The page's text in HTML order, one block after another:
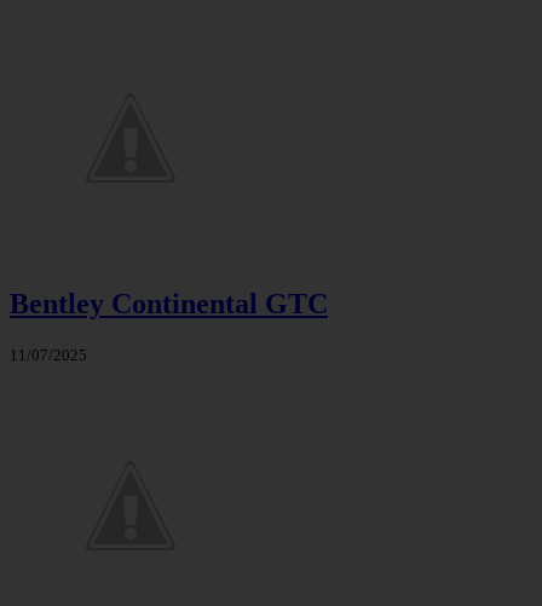
Bentley Continental GTC
11/07/2025